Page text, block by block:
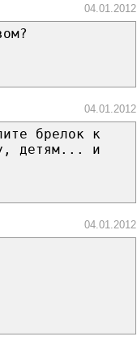
04.01.2012
04.01.2012
брелок к
детям... и
04.01.2012